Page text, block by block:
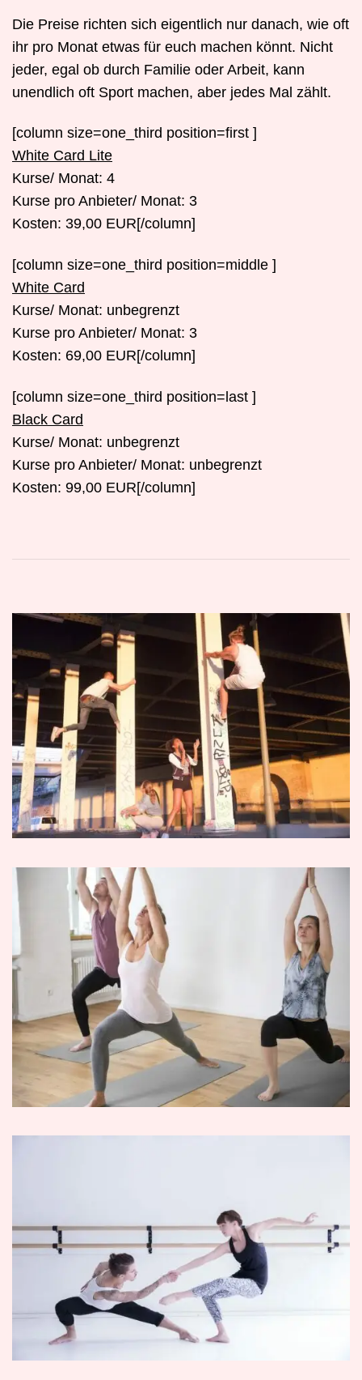
Die Preise richten sich eigentlich nur danach, wie oft
ihr pro Monat etwas für euch machen könnt. Nicht
jeder, egal ob durch Familie oder Arbeit, kann
unendlich oft Sport machen, aber jedes Mal zählt.
[column size=one_third position=first ]
White Card Lite
Kurse/ Monat: 4
Kurse pro Anbieter/ Monat: 3
Kosten: 39,00 EUR[/column]
[column size=one_third position=middle ]
White Card
Kurse/ Monat: unbegrenzt
Kurse pro Anbieter/ Monat: 3
Kosten: 69,00 EUR[/column]
[column size=one_third position=last ]
Black Card
Kurse/ Monat: unbegrenzt
Kurse pro Anbieter/ Monat: unbegrenzt
Kosten: 99,00 EUR[/column]